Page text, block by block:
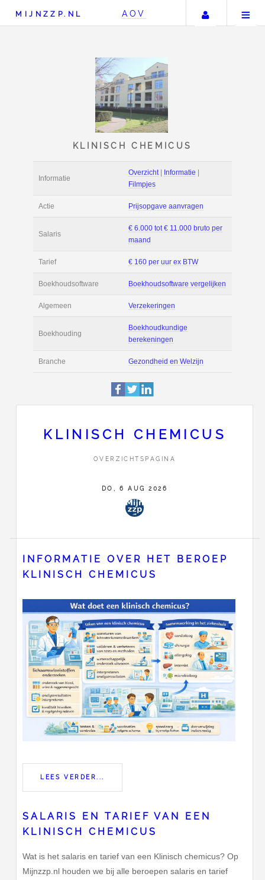
MIJNZZP.NL AOV Uw
KLINISCH
Actie Prijsopgave
€ 6.000 tot €
maand
Tarief € 160 per uur ex
Boekhoudsoftware
Boekhouding
KLINISCH CHEMICUS
OVERZICHTSPAGINA
DO, 6 AUG 2026
INFORMATIE OVER HET BEROEP
KLINISCH CHEMICUS
LEES VERDER...
SALARIS EN TARIEF VAN EEN
KLINISCH CHEMICUS
Wat is het salaris en tarief van een Klinisch chemicus? Op
Mijnzzp.nl houden we bij alle beroepen salaris en tarief